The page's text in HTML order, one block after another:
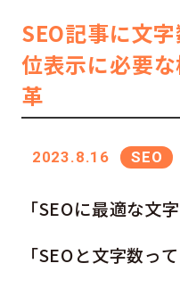
SEO記事に文
位表示に必要
革
2023.8.16 SEO
「SEOに最適な文
「SEOと文字数っ